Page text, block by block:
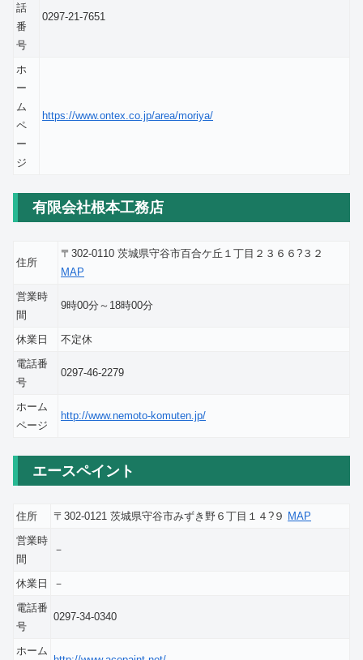
話
番
号
0297-21-7651
ホ
ー
ム
ペ
ー
ジ
https://www.ontex.co.jp/area/moriya/
有限会社根本工務店
住所
〒302-0110 茨城県守谷市百合ケ丘１丁目２３６６?３２
MAP
営業時
間
9時00分～18時00分
休業日
不定休
電話番
号
0297-46-2279
ホーム
ページ
http://www.nemoto-komuten.jp/
エースペイント
住所 〒302-0121 茨城県守谷市みずき野６丁目１４?９ MAP
営業時
間
－
休業日
－
電話番
号
0297-34-0340
ホーム